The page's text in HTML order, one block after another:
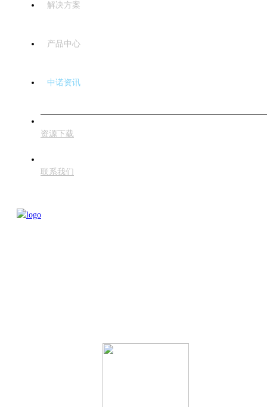
解决方案
产品中心
中诺资讯
资源下载
联系我们